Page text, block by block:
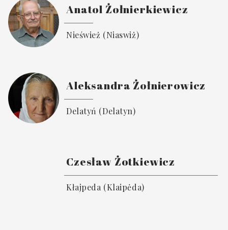
Anatol Żołnierkiewicz
Nieśwież (Niaswiż)
Aleksandra Żołnierowicz
Delatyń (Delatyn)
Czesław Żotkiewicz
Kłajpeda (Klaipėda)